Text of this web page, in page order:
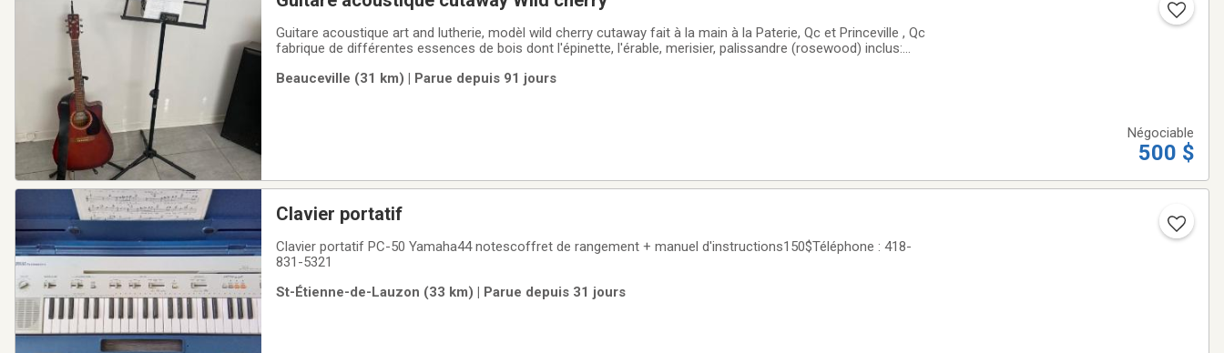
Guitare acoustique art and lutherie, modèl wild cherry cutaway fait à la main à la Paterie, Qc et Princeville , Qc
fabrique de différentes essences de bois dont l'épinette, l'érable, merisier, palissandre (rosewood) inclus:
seulement
Beauceville (31 km) | Parue depuis 91 jours
Négociable
500 $
Clavier portatif
Clavier portatif PC-50 Yamaha44 notescoffret de rangement + manuel d'instructions150$Téléphone : 418-
831-5321
St-Étienne-de-Lauzon (33 km) | Parue depuis 31 jours